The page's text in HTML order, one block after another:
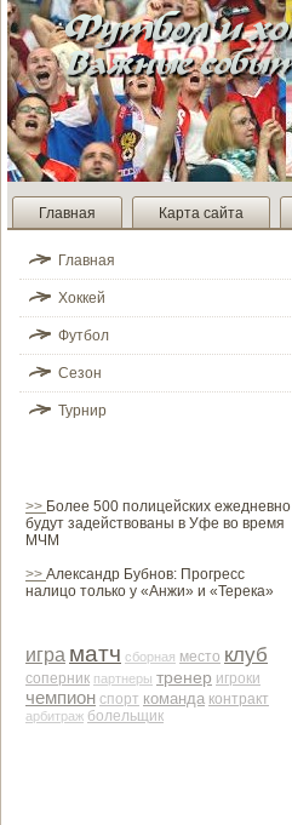
Главная Карта сайта
Главная
Хоккей
Футбол
Сезон
Турнир
>> Более 500 полицейских ежедневно
будут задействованы в Уфе во время
МЧМ
>> Александр Бубнов: Прогресс
налицо только у «Анжи» и «Терека»
игра матч сборная место клуб
соперник партнеры тренер игроки
чемпион спорт команда контракт
арби­траж болельщик